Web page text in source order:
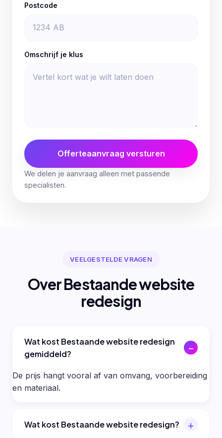
Postcode
Omschrijf je klus
Offerteaanvraag versturen
We delen je aanvraag alleen met passende
specialisten.
VEELGESTELDE VRAGEN
Over Bestaande website
redesign
Wat kost Bestaande website redesign
gemiddeld?
De prijs hangt vooral af van omvang, voorbereiding
en materiaal.
Wat kost Bestaande website redesign?